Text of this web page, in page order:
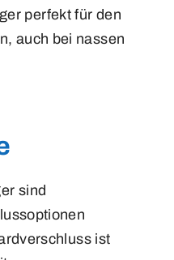
perfekt für den
auch bei nassen
sind
ist